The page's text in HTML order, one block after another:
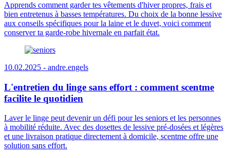
Apprends comment garder tes vêtements d'hiver propres, frais et
bien entretenus à basses températures. Du choix de la bonne lessive
aux conseils spécifiques pour la laine et le duvet, voici comment
conserver ta garde-robe hivernale en parfait état.
10.02.2025 - andre.engels
L'entretien du linge sans effort : comment scentme
facilite le quotidien
Laver le linge peut devenir un défi pour les seniors et les personnes
à mobilité réduite. Avec des dosettes de lessive pré-dosées et légères
et une livraison pratique directement à domicile, scentme offre une
solution sans effort.